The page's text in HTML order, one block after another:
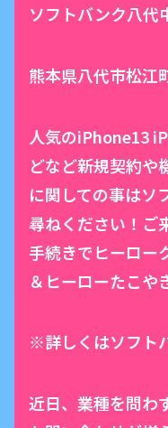
ソフトバンク八代
熊本県八代市松江
人気のiPhone13
どなど新規契約や
に関しての事はソ
尋ねください！ご
手続きでヒーロー
＆ヒーローたこや
※詳しくはソフト
近日、業種を問わ